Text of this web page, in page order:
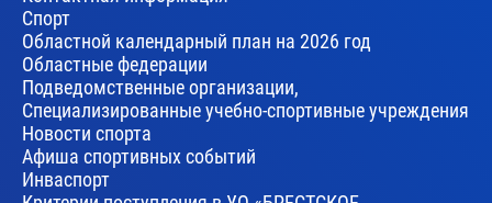
Спорт
Областной календарный план на 2026 год
Областные федерации
Подведомственные организации,
Специализированные учебно-спортивные учреждения
Новости спорта
Афиша спортивных событий
Инваспорт